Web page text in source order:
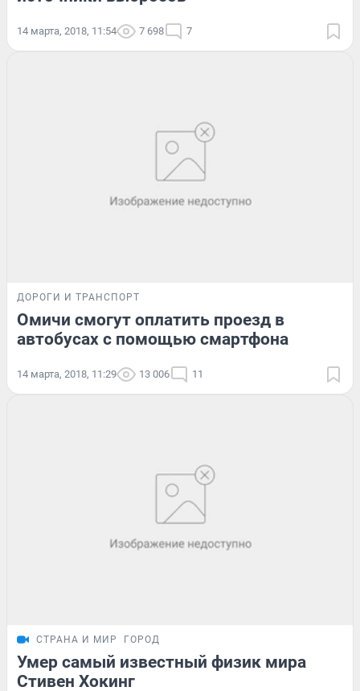
14 марта, 2018, 11:54 7 698 7
ДОРОГИ И ТРАНСПОРТ
Омичи смогут оплатить проезд в
автобусах с помощью смартфона
14 марта, 2018, 11:29 13 006 11
СТРАНА И МИР ГОРОД
Умер самый известный физик мира
Стивен Хокинг